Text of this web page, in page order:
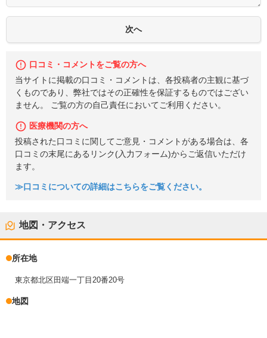
口コミ・コメントをご覧の方へ
当サイトに掲載の口コミ・コメントは、各投稿者の主観に基づ
くものであり、弊社ではその正確性を保証するものではござい
ません。 ご覧の方の自己責任においてご利用ください。
医療機関の方へ
投稿された口コミに関してご意見・コメントがある場合は、各
口コミの末尾にあるリンク(入力フォーム)からご返信いただけ
ます。
≫口コミについての詳細はこちらをご覧ください。
地図・アクセス
所在地
東京都北区田端一丁目20番20号
地図